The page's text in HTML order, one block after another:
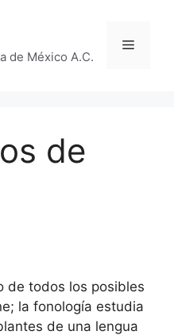
de México A.C.
Menu
de
de todos los posibles
la fonología estudia
de una lengua